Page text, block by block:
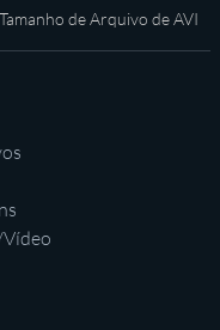
de Arquivo de AVI